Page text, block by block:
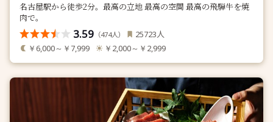
名古屋駅から徒歩2分。最高の立地 最高の空間 最高の飛騨牛を焼
肉で。
3.59 （474人） 25723人
￥6,000～￥7,999 ￥2,000～￥2,999